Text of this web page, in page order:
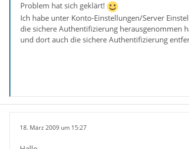
Problem hat sich geklärt!
Ich habe unter Konto-Einstellungen/Server
die sichere Authentifizierung herausgenommen
und dort auch die sichere Authentifizierung
18. März 2009 um 15:27